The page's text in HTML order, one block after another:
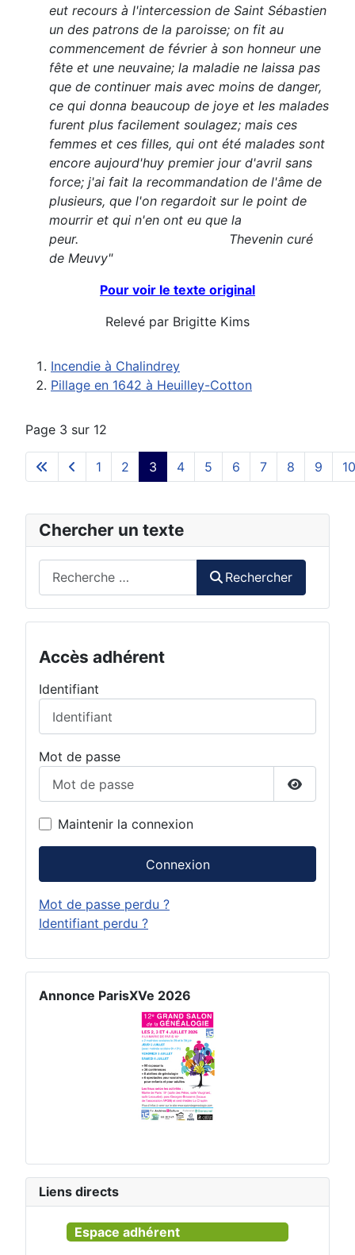
Chercher un texte
Rechercher
Accès adhérent
Identifiant
Mot de passe
Afficher
Maintenir la connexion
Connexion
Mot de passe perdu ?
Identifiant perdu ?
Annonce ParisXVe 2026
Liens directs
Espace adhérent
eut recours à l'intercession de Saint Sébastien
un des patrons de la paroisse; on fit au
commencement de février à son honneur une
fête et une neuvaine; la maladie ne laissa pas
que de continuer mais avec moins de danger,
ce qui donna beaucoup de joye et les malades
furent plus facilement soulagez; mais ces
femmes et ces filles, qui ont été malades sont
encore aujourd'huy premier jour d'avril sans
force; j'ai fait la recommandation de l'âme de
plusieurs, que l'on regardoit sur le point de
mourrir et qui n'en ont eu que la
peur. Thevenin curé
de Meuvy"
Pour voir le texte original
Relevé par Brigitte Kims
Incendie à Chalindrey
Pillage en 1642 à Heuilley-Cotton
Page 3 sur 12
1 2 3 4 5 6 7 8 9 10